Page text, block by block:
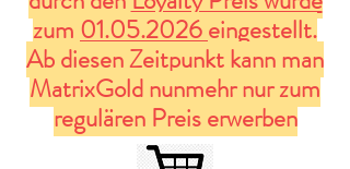
zum 01.05.2026eingestellt.
Ab diesen Zeitpunkt kann man
MatrixGold nunmehr nur zum
regulären Preis erwerben